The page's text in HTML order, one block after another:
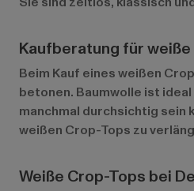
Kaufberatung für
Beim Kauf eines weißen
betonen. Baumwolle ist
manchmal durchsichtig sein
weißen Crop-Tops zu
Weiße Crop-Tops bei